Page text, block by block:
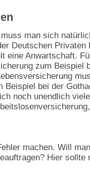
man sich
Deutschen
eine Anwartschaft.
zum Beispiel
Beispiel bei der
noch unendlich
machen. Will
Hier